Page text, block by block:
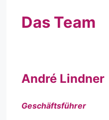
Das Team
André Lindner
Geschäftsführer